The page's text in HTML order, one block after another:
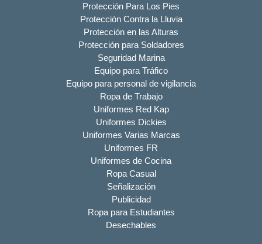
Protección Para Los Pies
Protección Contra la Lluvia
Protección en las Alturas
Protección para Soldadores
Seguridad Marina
Equipo para Tráfico
Equipo para personal de vigilancia
Ropa de Trabajo
Uniformes Red Kap
Uniformes Dickies
Uniformes Varias Marcas
Uniformes FR
Uniformes de Cocina
Ropa Casual
Señalización
Publicidad
Ropa para Estudiantes
Desechables